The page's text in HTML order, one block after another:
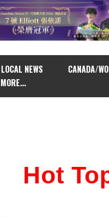
LOCAL NEWS
CANADA/
MORE...
Hot